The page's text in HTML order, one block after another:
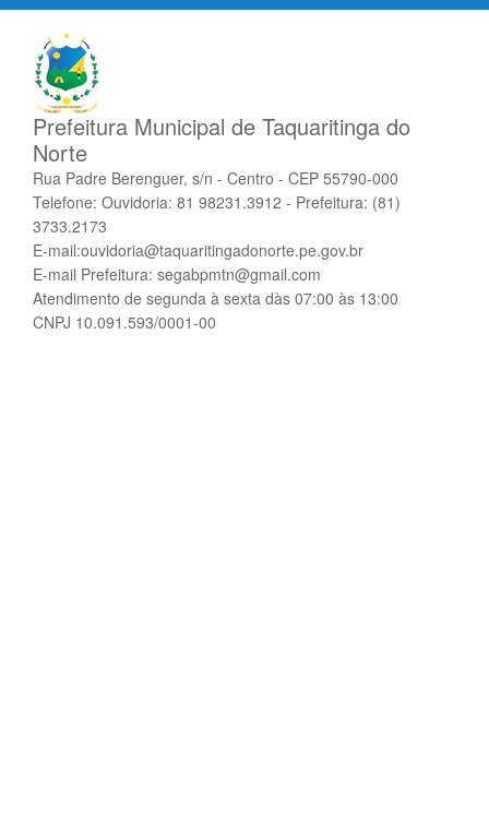
Prefeitura Municipal de Taquaritinga do
Norte
Rua Padre Berenguer, s/n - Centro - CEP 55790-000
Telefone: Ouvidoria: 81 98231.3912 - Prefeitura: (81)
3733.2173
E-mail:ouvidoria@taquaritingadonorte.pe.gov.br
E-mail Prefeitura: segabpmtn@gmail.com
Atendimento de segunda à sexta dàs 07:00 às 13:00
CNPJ 10.091.593/0001-00